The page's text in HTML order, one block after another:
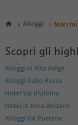
Alloggi
Scopri gli
Alloggi in Alto Adige
Alloggi Gallo Rosso
Hotel Val d'Ultimo
Hotel in zona Bolzano
Alloggi Val Pusteria